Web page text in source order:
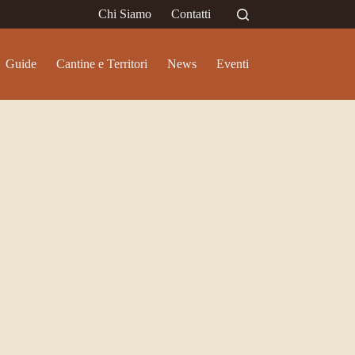
Chi Siamo Contatti
Guide Cantine e Territori News Eventi